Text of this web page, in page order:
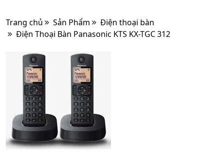
Trang chủ Sản Phẩm
Điện thoại bàn
Điện Thoại Bàn Panasonic KTS KX-TGC 312